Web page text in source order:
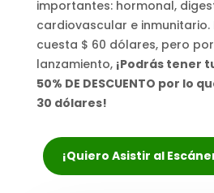
importantes: hormonal,
cardiovascular e
cuesta $ 60 dólares, pero
lanzamiento, ¡Podrás tener
50% DE DESCUENTO por lo
30 dólares!
¡Quiero Asistir al